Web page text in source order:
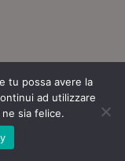
tu possa avere la
ad utilizzare
sia felice.